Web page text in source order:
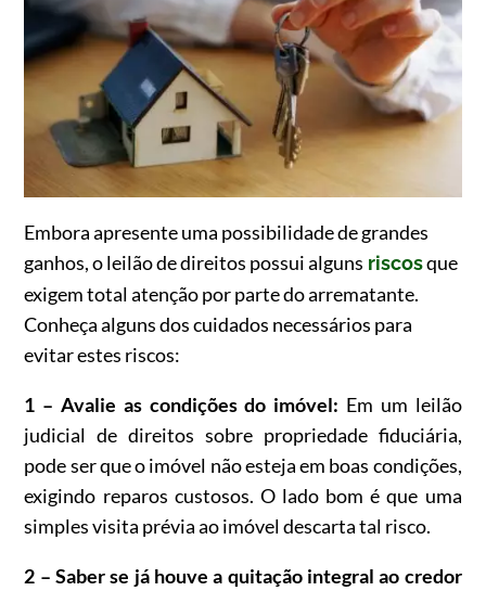
Embora apresente uma possibilidade de grandes
ganhos, o leilão de direitos possui alguns riscosque
exigem total atenção por parte do arrematante.
Conheça alguns dos cuidados necessários para
evitar estes riscos:
1 – Avalie as condições do imóvel: Em um leilão
judicial de direitos sobre propriedade fiduciária,
pode ser que o imóvel não esteja em boas condições,
exigindo reparos custosos. O lado bom é que uma
simples visita prévia ao imóvel descarta tal risco.
2 – Saber se já houve a quitação integral ao credor